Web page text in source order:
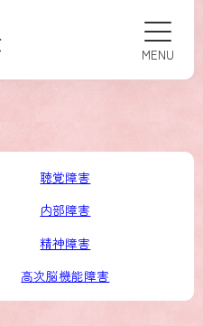
聴覚障害
内部障害
精神障害
高次脳機能障害